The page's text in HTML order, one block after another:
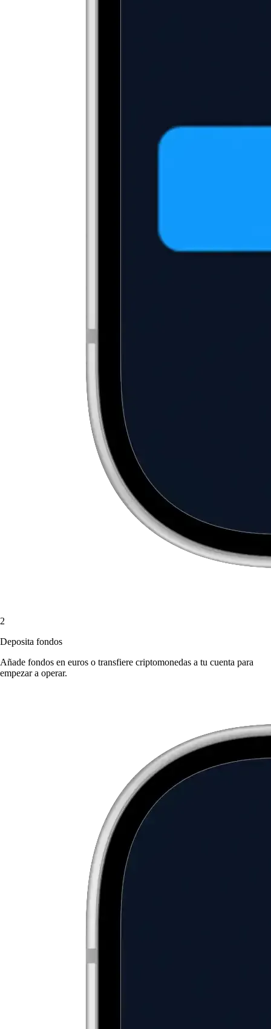
2
Deposita fondos
Añade fondos en euros o transfiere criptomonedas a tu cuenta para
empezar a operar.